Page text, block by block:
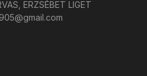
ERZSÉBET LIGET